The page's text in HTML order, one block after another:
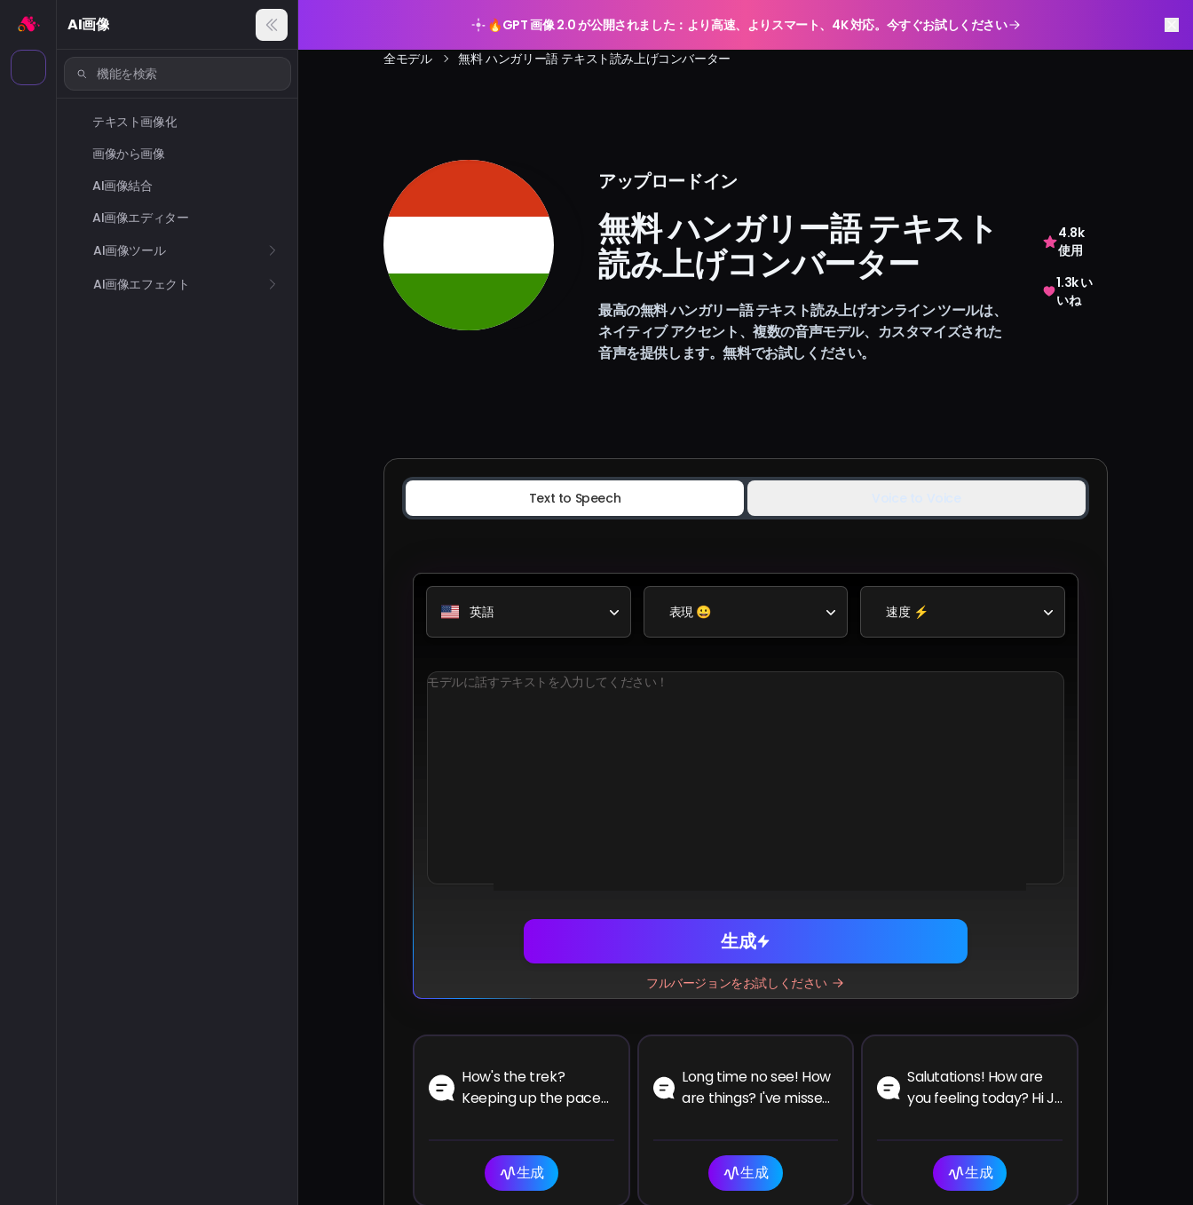
AI画像
テキスト画像化
画像から画像
AI画像結合
AI画像エディター
AI画像ツール
AI画像エフェクト
🔥GPT 画像 2.0 が公開されました：より高速、よりスマート、4K 対応。今すぐお試しください
全モデル
無料 ハンガリー語 テキスト読み上げコンバーター
アップロードイン
無料 ハンガリー語 テキスト
読み上げコンバーター
最高の無料 ハンガリー語 テキスト読み上げオンライン ツールは、
ネイティブ アクセント、複数の音声モデル、カスタマイズされた
音声を提供します。無料でお試しください。
4.8k
使用
1.3k い
いね
Text to Speech
英語 表現 😀 速度 ⚡
生成
フルバージョンをお試しください
How's the trek?
Keeping up the pace?
the ride of your life.
生成
Long time no see! How
are things? I've missed
you been since the last
time?
生成
Salutations! How are
you feeling today? Hi Ji
and enjoying your time!
生成